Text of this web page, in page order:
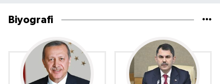
Biyografi